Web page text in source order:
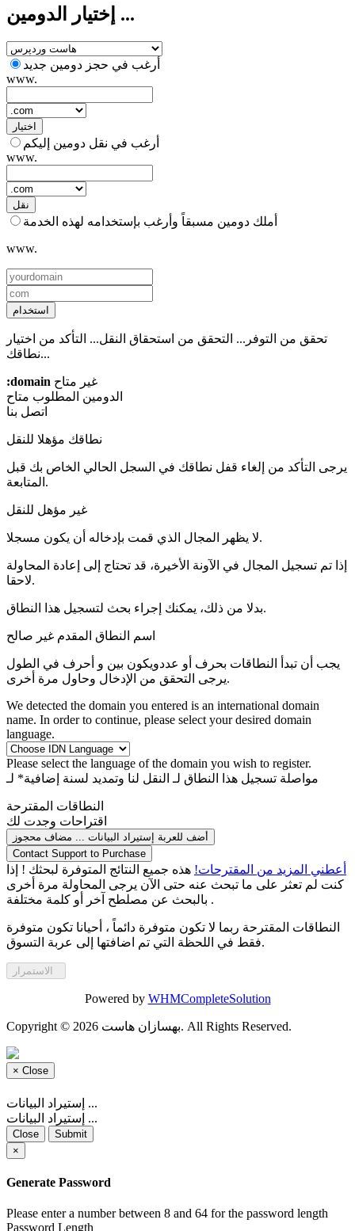
إختيار الدومين ...
أرغب في حجز دومين جديد
www.
اختيار
أرغب في نقل دومين إليكم
www.
نقل
أملك دومين مسبقاً وأرغب بإستخدامه لهذه الخدمة
www.
استخدام
تحقق من التوفر... التحقق من استحقاق النقل... التأكد من اختيار
نطاقك...
:domain غير متاح
الدومين المطلوب متاح
اتصل بنا
نطاقك مؤهلا للنقل
يرجى التأكد من إلغاء قفل نطاقك في السجل الحالي الخاص بك قبل
المتابعة.
غير مؤهل للنقل
لا يظهر المجال الذي قمت بإدخاله أن يكون مسجلا.
إذا تم تسجيل المجال في الآونة الأخيرة، قد تحتاج إلى إعادة المحاولة
لاحقا.
بدلا من ذلك، يمكنك إجراء بحث لتسجيل هذا النطاق.
اسم النطاق المقدم غير صالح
يجب أن تبدأ النطاقات بحرف أو عددويكون بين و أحرف في الطول
يرجى التحقق من الإدخال وحاول مرة أخرى.
We detected the domain you entered is an international domain
name. In order to continue, please select your desired domain
language.
Please select the language of the domain you wish to register.
مواصلة تسجيل هذا النطاق لـ النقل لنا وتمديد لسنة إضافية* لـ
النطاقات المقترحة
اقتراحات وجدت لك
أضف للعربة إستيراد البيانات ... مضاف محجوز
Contact Support to Purchase
أعطني المزيد من المقترحات! هذه جميع النتائج المتوفرة لبحثك ! إذا
كنت لم تعثر على ما تبحث عنه حتى الآن يرجى المحاولة مرة أخرى
بالبحث عن مصلطح آخر أو كلمة مختلفة .
النطاقات المقترحة ربما لا تكون متوفرة دائماً ، أحيانا تكون متوفرة
فقط في اللحظة التي تم اضافتها إلى عربة التسوق.
Powered by WHMCompleteSolution
Copyright © 2026 بهسازان هاست. All Rights Reserved.
× Close
إستيراد البيانات ...
إستيراد البيانات ...
Close
Submit
×
Generate Password
Please enter a number between 8 and 64 for the password length
Password Length